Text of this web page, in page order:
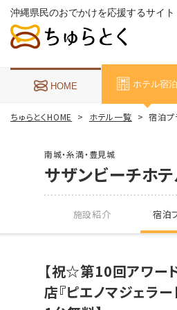
沖縄県民のおでかけを応援するサイト
HOME ホテル宿泊
ちゅらとくHOME ホテル一覧 宿泊プ
南城・糸満・豊見城
サザンビーチホ
施設紹介 宿泊
【祝☆第10回アワー
店『ピエノマジェラ